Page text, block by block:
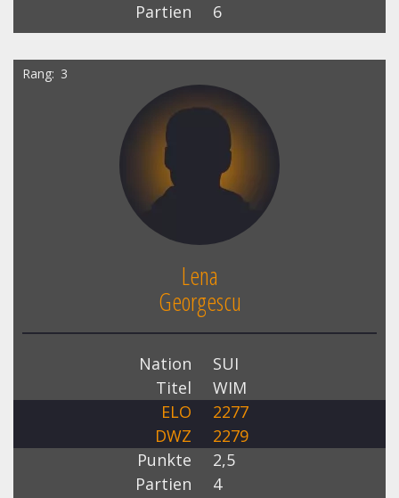
Partien
6
Rang 3
Lena
Georgescu
Nation
SUI
Titel
WIM
ELO
2277
DWZ
2279
Punkte
2,5
Partien
4